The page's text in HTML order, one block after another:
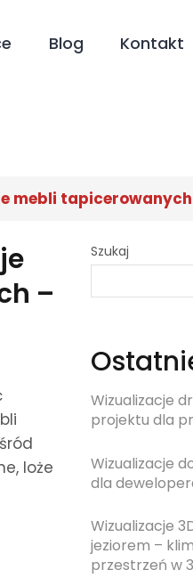
Blog Kontakt
mebli tapicerowanych
–
loże
Szukaj
Wizualizacje
projektu dla
Wizualizacje
dla
Wizualizacje
jeziorem –
przestrzeń w